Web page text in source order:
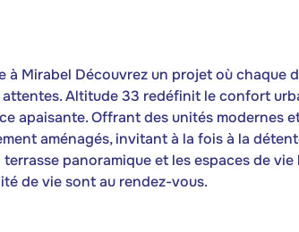
à Mirabel Découvrez un projet où chaque
Altitude 33 redéfinit le confort
apaisante. Offrant des unités modernes
aménagés, invitant à la fois à la
panoramique et les espaces de vie
de vie sont au rendez-vous.